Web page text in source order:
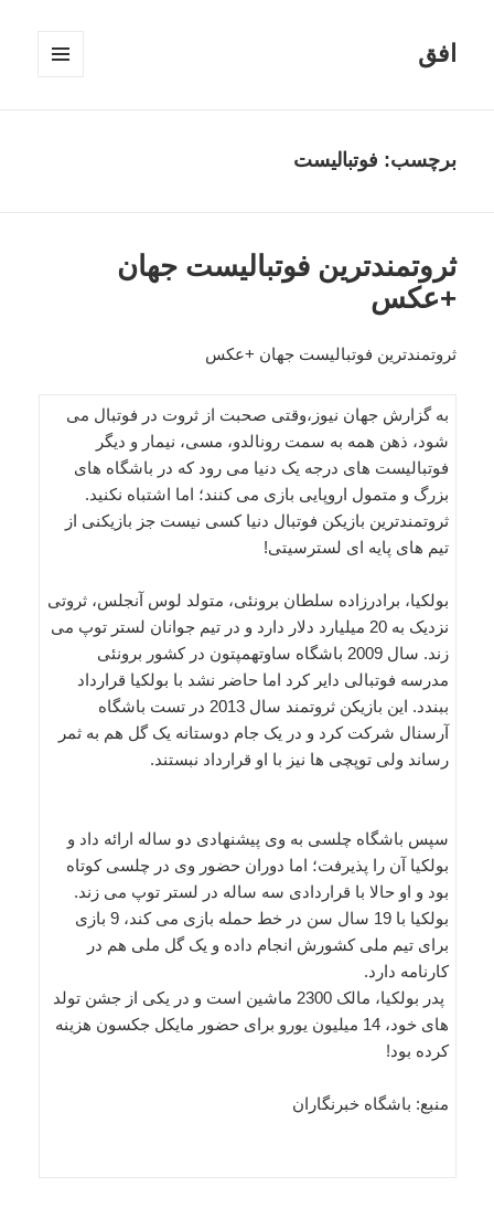
افق
برچسب: فوتبالیست
ثروتمندترین فوتبالیست جهان
+عکس
ثروتمندترین فوتبالیست جهان +عکس
به گزارش جهان نیوز،وقتی صحبت از ثروت در فوتبال می
شود، ذهن همه به سمت رونالدو، مسی، نیمار و دیگر
فوتبالیست های درجه یک دنیا می رود که در باشگاه های
بزرگ و متمول اروپایی بازی می کنند؛ اما اشتباه نکنید.
ثروتمندترین بازیکن فوتبال دنیا کسی نیست جز بازیکنی از
تیم های پایه ای لسترسیتی!
بولکیا، برادرزاده سلطان برونئی، متولد لوس آنجلس، ثروتی
نزدیک به 20 میلیارد دلار دارد و در تیم جوانان لستر توپ می
زند. سال 2009 باشگاه ساوتهمپتون در کشور برونئی
مدرسه فوتبالی دایر کرد اما حاضر نشد با بولکیا قرارداد
ببندد. این بازیکن ثروتمند سال 2013 در تست باشگاه
آرسنال شرکت کرد و در یک جام دوستانه یک گل هم به ثمر
رساند ولی توپچی ها نیز با او قرارداد نبستند.
سپس باشگاه چلسی به وی پیشنهادی دو ساله ارائه داد و
بولکیا آن را پذیرفت؛ اما دوران حضور وی در چلسی کوتاه
بود و او حالا با قراردادی سه ساله در لستر توپ می زند.
بولکیا با 19 سال سن در خط حمله بازی می کند، 9 بازی
برای تیم ملی کشورش انجام داده و یک گل ملی هم در
کارنامه دارد.
پدر بولکیا، مالک 2300 ماشین است و در یکی از جشن تولد
های خود، 14 میلیون یورو برای حضور مایکل جکسون هزینه
کرده بود!
منبع: باشگاه خبرنگاران